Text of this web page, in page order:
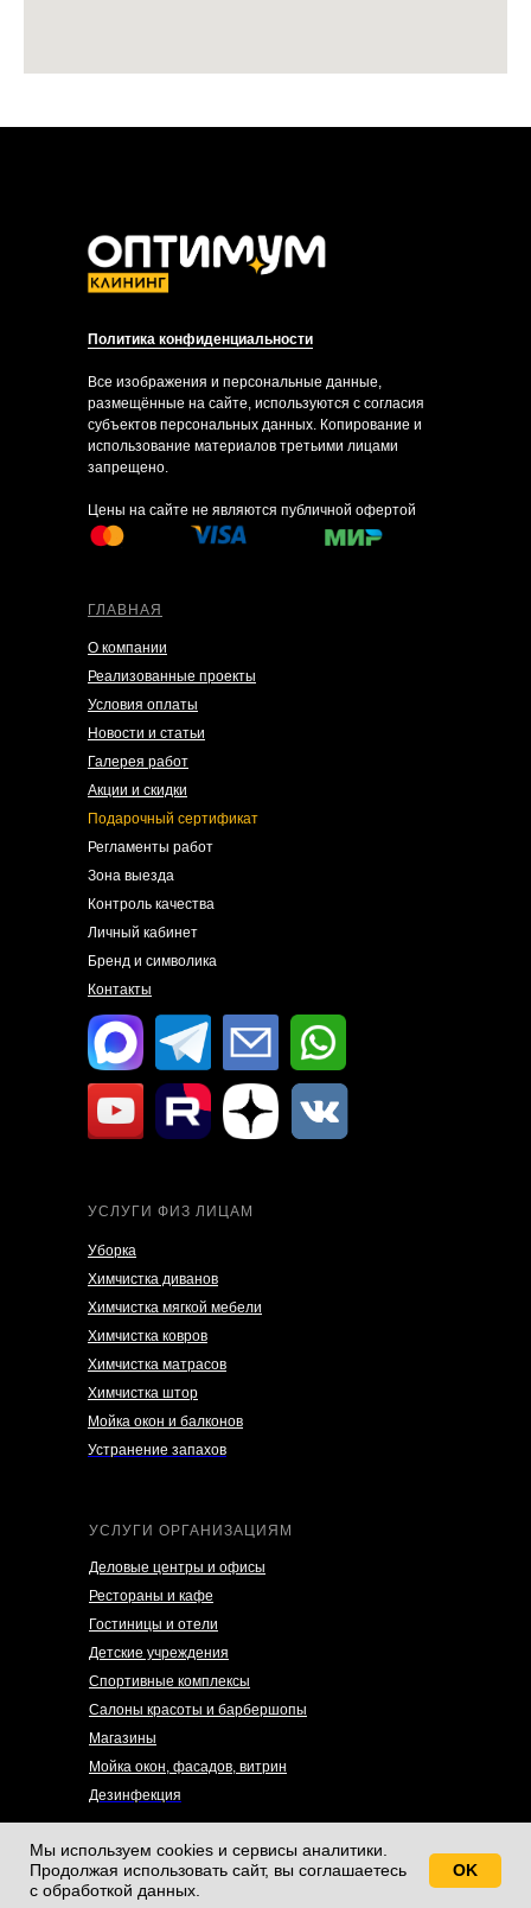
Свяжитесь с нами!
Мы используем cookies и сервисы аналитики.
Продолжая использовать сайт, вы соглашаетесь
с обработкой данных.
OK
ГЛАВНАЯ
О компании
Реализованные проекты
Условия оплаты
Новости и статьи
Галерея работ
Акции и скидки
Подарочный сертификат
Регламенты работ
Зона выезда
Контроль качества
Личный кабинет
Бренд и символика
Контакты
УСЛУГИ ФИЗ ЛИЦАМ
Уборка
Химчистка диванов
Химчистка мягкой мебели
Химчистка ковров
Химчистка матрасов
Химчистка штор
Мойка окон и балконов
Устранение запахов
УСЛУГИ ОРГАНИЗАЦИЯМ
Деловые центры и офисы
Рестораны и кафе
Гостиницы и отели
Детские учреждения
Спортивные комплексы
Салоны красоты и барбершопы
Магазины
Мойка окон, фасадов, витрин
Дезинфекция
Политика конфиденциальности
Все изображения и персональные данные,
размещённые на сайте, используются с согласия
субъектов персональных данных. Копирование и
использование материалов третьими лицами
запрещено.
Цены на сайте не являются публичной офертой
Made on Tilda